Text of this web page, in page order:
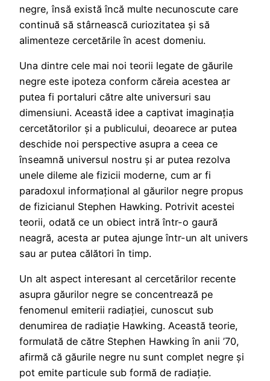
negre, însă există încă multe necunoscute care
continuă să stârnească curiozitatea și să
alimenteze cercetările în acest domeniu.
Una dintre cele mai noi teorii legate de găurile
negre este ipoteza conform căreia acestea ar
putea fi portaluri către alte universuri sau
dimensiuni. Această idee a captivat imaginația
cercetătorilor și a publicului, deoarece ar putea
deschide noi perspective asupra a ceea ce
înseamnă universul nostru și ar putea rezolva
unele dileme ale fizicii moderne, cum ar fi
paradoxul informațional al găurilor negre propus
de fizicianul Stephen Hawking. Potrivit acestei
teorii, odată ce un obiect intră într-o gaură
neagră, acesta ar putea ajunge într-un alt univers
sau ar putea călători în timp.
Un alt aspect interesant al cercetărilor recente
asupra găurilor negre se concentrează pe
fenomenul emiterii radiației, cunoscut sub
denumirea de radiație Hawking. Această teorie,
formulată de către Stephen Hawking în anii ’70,
afirmă că găurile negre nu sunt complet negre și
pot emite particule sub formă de radiație.